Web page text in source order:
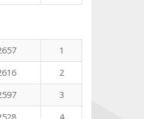
1
2
3